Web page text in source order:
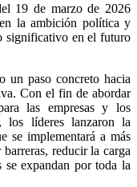
19 de marzo de 2026
la ambición política y
significativo en el futuro
un paso concreto hacia
Con el fin de abordar
las empresas y los
los líderes lanzaron la
se implementará a más
reducir la carga
se expandan por toda la